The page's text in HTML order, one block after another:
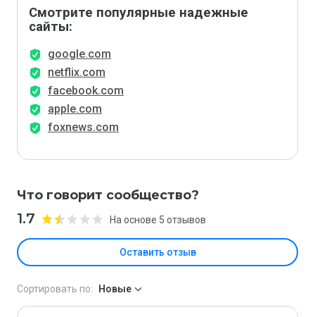
Смотрите популярные надежные
сайты:
google.com
netflix.com
facebook.com
apple.com
foxnews.com
Что говорит сообщество?
1.7 На основе 5 отзывов
Оставить отзыв
Сортировать по: Новые